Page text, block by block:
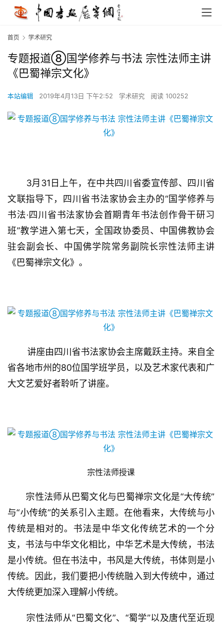
首页 学术研究
专题报道⑧国学修养与书法 宗性法师主讲
《巴蜀禅宗文化》
本站编辑 2019年4月13日 下午2:52 学术研究 阅读 100252
3月31日上午，在中共四川省委宣传部、四川省
文联指导下，四川省书法家协会主办的“国学修养与
书法·四川省书法家协会首期青年书法创作骨干研习
班”教学进入第七天，全国政协委员、中国佛教协会
驻会副会长、中国佛学院常务副院长宗性法师主讲
《巴蜀禅宗文化》。
讲座由四川省书法家协会主席戴跃主持。来自全
省各地市州的80位国学班学员，以及艺术家代表和广
大文艺爱好者聆听了讲座。
宗性法师授课
宗性法师从巴蜀文化与巴蜀禅宗文化是“大传统”
与“小传统”的关系引入主题。在他看来，大传统与小
传统是相对的。书法是中华文化传统艺术的一个分
支，书法与中华文化相比，中华艺术是大传统，书法
是小传统。但在书法中，书风是大传统，书体则是小
传统。因此，我们要把小传统融入到大传统中，通过
大传统更加深入理解小传统。
宗性法师从“巴蜀文化”、“蜀学”以及唐代至近现